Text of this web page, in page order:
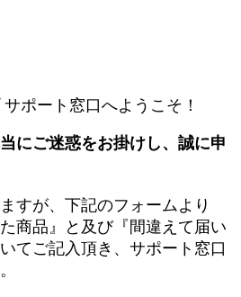
ポート窓口へようこそ！
にご迷惑をお掛けし、誠に申
すが、下記のフォームより
商品』と及び『間違えて届い
てご記入頂き、サポート窓口